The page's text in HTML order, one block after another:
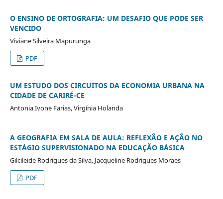
O ENSINO DE ORTOGRAFIA: UM DESAFIO QUE PODE SER
VENCIDO
Viviane Silveira Mapurunga
PDF
UM ESTUDO DOS CIRCUITOS DA ECONOMIA URBANA NA
CIDADE DE CARIRÉ-CE
Antonia Ivone Farias, Virgínia Holanda
A GEOGRAFIA EM SALA DE AULA: REFLEXÃO E AÇÃO NO
ESTÁGIO SUPERVISIONADO NA EDUCAÇÃO BÁSICA
Gilcileide Rodrigues da Silva, Jacqueline Rodrigues Moraes
PDF